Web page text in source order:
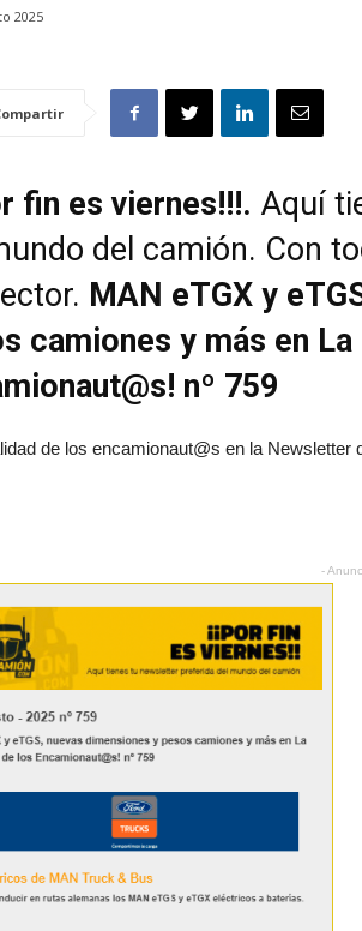
2025
fin es viernes!!!. Aquí
del camión. Con
MAN eTGX y
camiones y más en
nº 759
de los encamionaut@s en la Newsletter
-